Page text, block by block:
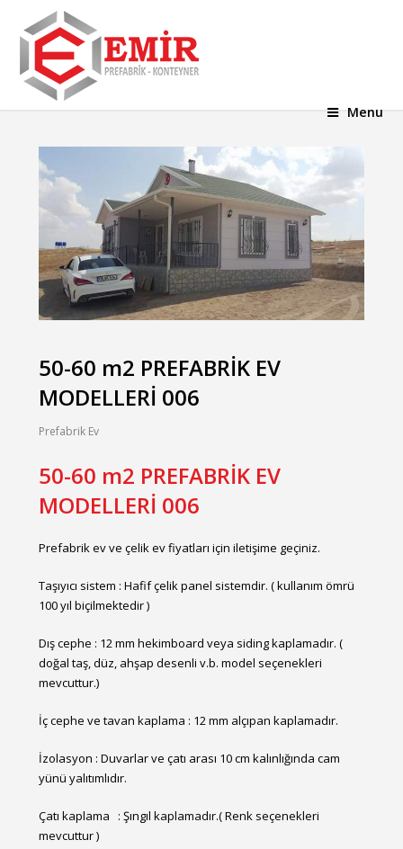
Menu
50-60 m2 PREFABRİK EV
MODELLERİ 006
Prefabrik Ev
50-60 m2 PREFABRİK EV
MODELLERİ 006
Prefabrik ev ve çelik ev fiyatları için iletişime geçiniz.
Taşıyıcı sistem : Hafif çelik panel sistemdir. ( kullanım ömrü
100 yıl biçilmektedir )
Dış cephe : 12 mm hekimboard veya siding kaplamadır. (
doğal taş, düz, ahşap desenli v.b. model seçenekleri
mevcuttur.)
İç cephe ve tavan kaplama : 12 mm alçıpan kaplamadır.
İzolasyon : Duvarlar ve çatı arası 10 cm kalınlığında cam
yünü yalıtımlıdır.
Çatı kaplama : Şıngıl kaplamadır.( Renk seçenekleri
mevcuttur )